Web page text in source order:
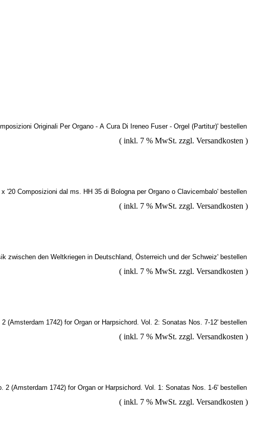
( inkl. 7 % MwSt. zzgl. Versandkosten )
( inkl. 7 % MwSt. zzgl. Versandkosten )
( inkl. 7 % MwSt. zzgl. Versandkosten )
( inkl. 7 % MwSt. zzgl. Versandkosten )
( inkl. 7 % MwSt. zzgl. Versandkosten )